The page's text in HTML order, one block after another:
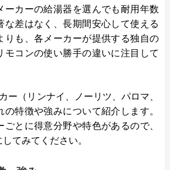
ーカーの給湯器を選んでも耐用年数
な差はなく、長期間安心して使える
りも、各メーカーが提供する独自の
モコンの使い勝手の違いに注目して
ー（リンナイ、ノーリツ、パロマ、
特徴や強みについて紹介します。
ごとに得意分野や特色があるので、
てみてください。